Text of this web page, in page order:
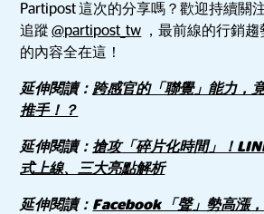
Partipost 這次的分享嗎？歡迎持續關
追蹤@partipost_tw ，最前線的行銷
的內容全在這！
延伸閱讀： 跨感官的「聯覺」能力，
推手！？
延伸閱讀： 搶攻「碎片化時間」！
式上線、三大亮點解析
延伸閱讀： Facebook 「聲」勢高漲